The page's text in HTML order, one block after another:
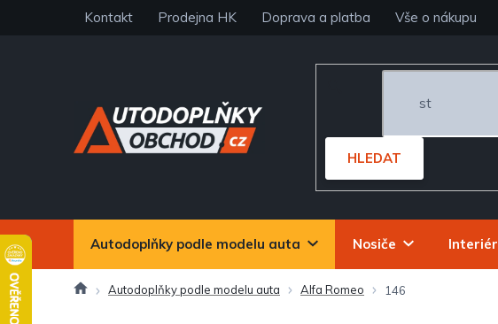
Kontakt Prodejna HK Doprava a platba Vše o nákupu
HLEDAT
Autodoplňky podle modelu auta Nosiče Interiér
DomůAutodoplňky podle modelu auta Alfa Romeo 146